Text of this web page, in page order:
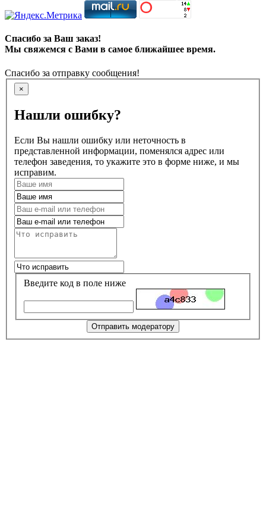
Спасибо за Ваш заказ!
Мы свяжемся с Вами в самое ближайшее время.
Спасибо за отправку сообщения!
×
Нашли ошибку?
Если Вы нашли ошибку или неточность в
представленной информации, поменялся адрес или
телефон заведения, то укажите это в форме ниже, и мы
исправим.
Введите код в поле ниже
Отправить модератору